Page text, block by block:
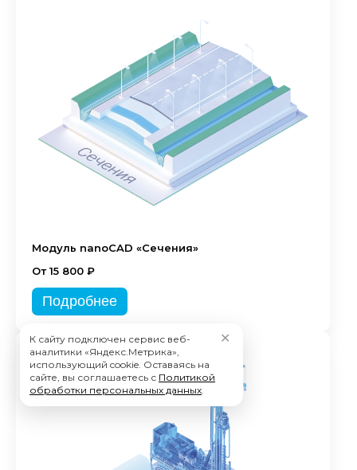
Модуль nanoCAD «Сечения»
От 15 800 ₽
Подробнее
К сайту подключен сервис веб-
аналитики «Яндекс.Метрика»,
использующий cookie. Оставаясь на
сайте, вы соглашаетесь с Политикой
обработки персональных данных.
✕